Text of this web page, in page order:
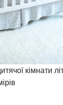
кімнати